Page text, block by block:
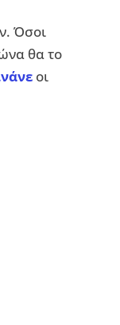
Όσοι
θα το
οι